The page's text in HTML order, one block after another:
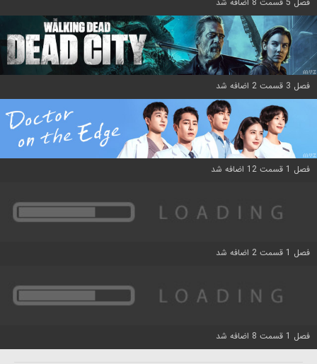
فصل 3 قسمت 2 اضافه شد
فصل 1 قسمت 12 اضافه شد
فصل 1 قسمت 2 اضافه شد
فصل 1 قسمت 8 اضافه شد